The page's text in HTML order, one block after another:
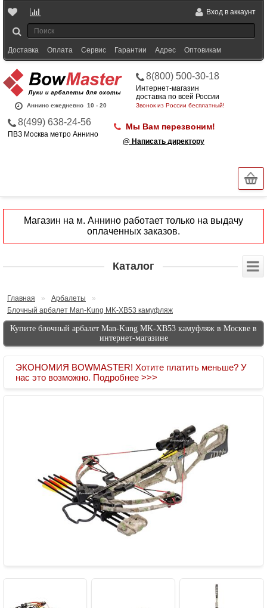
Вход в аккаунт
Доставка Оплата Сервис Гарантии Адрес Оптовикам
Аннино ежедневно 10 - 20
8(800) 500-30-18
Интернет-магазин
доставка по всей России
Звонок из России бесплатный!
8(499) 638-24-56
ПВЗ Москва метро Аннино
Мы Вам перезвоним!
@ Написать директору
Магазин на м. Аннино работает только на выдачу
оплаченных заказов.
Каталог
Главная » Арбалеты
»
Блочный арбалет Man-Kung MK-XB53 камуфляж
Купите блочный арбалет Man-Kung MK-XB53 камуфляж в Москве в
интернет-магазине
ЭКОНОМИЯ BOWMASTER! Хотите платить меньше? У
нас это возможно. Подробнее >>>